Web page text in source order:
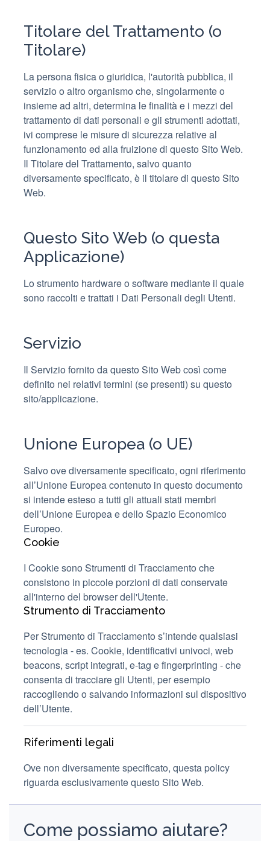
Titolare del Trattamento (o
Titolare)
La persona fisica o giuridica, l'autorità pubblica, il
servizio o altro organismo che, singolarmente o
insieme ad altri, determina le finalità e i mezzi del
trattamento di dati personali e gli strumenti adottati,
ivi comprese le misure di sicurezza relative al
funzionamento ed alla fruizione di questo Sito Web.
Il Titolare del Trattamento, salvo quanto
diversamente specificato, è il titolare di questo Sito
Web.
Questo Sito Web (o questa
Applicazione)
Lo strumento hardware o software mediante il quale
sono raccolti e trattati i Dati Personali degli Utenti.
Servizio
Il Servizio fornito da questo Sito Web così come
definito nei relativi termini (se presenti) su questo
sito/applicazione.
Unione Europea (o UE)
Salvo ove diversamente specificato, ogni riferimento
all’Unione Europea contenuto in questo documento
si intende esteso a tutti gli attuali stati membri
dell’Unione Europea e dello Spazio Economico
Europeo.
Cookie
I Cookie sono Strumenti di Tracciamento che
consistono in piccole porzioni di dati conservate
all'interno del browser dell'Utente.
Strumento di Tracciamento
Per Strumento di Tracciamento s’intende qualsiasi
tecnologia - es. Cookie, identificativi univoci, web
beacons, script integrati, e-tag e fingerprinting - che
consenta di tracciare gli Utenti, per esempio
raccogliendo o salvando informazioni sul dispositivo
dell’Utente.
Riferimenti legali
Ove non diversamente specificato, questa policy
riguarda esclusivamente questo Sito Web.
Come possiamo aiutare?